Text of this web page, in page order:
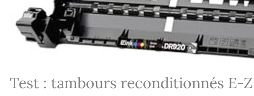
Test : tambours reconditionnés E-